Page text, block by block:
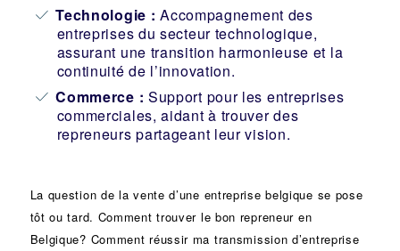
Technologie : Accompagnement des
entreprises du secteur technologique,
assurant une transition harmonieuse et la
continuité de l’innovation.
Commerce : Support pour les entreprises
commerciales, aidant à trouver des
repreneurs partageant leur vision.
La question de la vente d’une entreprise belgique se pose
tôt ou tard. Comment trouver le bon repreneur en
Belgique? Comment réussir ma transmission d’entreprise